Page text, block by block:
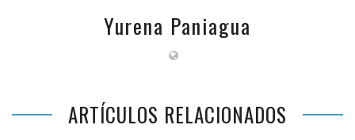
Yurena Paniagua
ARTÍCULOS RELACIONADOS